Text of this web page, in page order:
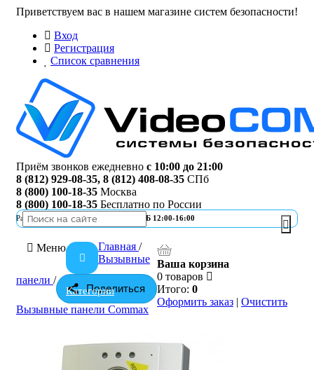
Приветствуем вас в нашем магазине систем безопасности!
Вход
Регистрация
Список сравнения
Приём звонков ежедневно с 10:00 до 21:00
8 (812) 929-08-35, 8 (812) 408-08-35 СПб
8 (800) 100-18-35 Москва
8 (800) 100-18-35 Бесплатно по России
Работа офисаПН-ПТ 10:00-19:00 | СБ 12:00-16:00
Меню
Категории
Ваша корзина
0 товаров
Итого: 0
Оформить заказ | Очистить
Поделиться
Главная /
Вызывные
панели /
Вызывные панели Commax